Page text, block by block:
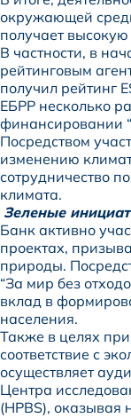
окружающей
получает
В частности, в
рейтинговым
получил рейтинг
ЕБРР несколько
финансировании
Посредством
изменению
сотрудничество
климата.
Зеленые
Банк активно
проектах,
природы.
“За мир без
вклад в
населения.
Также в целях
соответствие с
осуществляет
Центра
(HPBS), оказывая